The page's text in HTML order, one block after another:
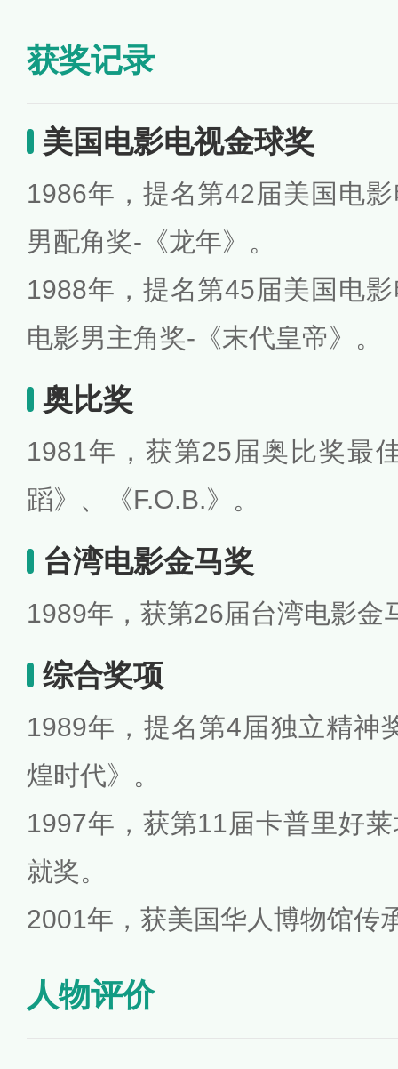
获奖记录
美国电影电视金球奖
1986年，提名第42届美国电
男配角奖-《龙年》。
1988年，提名第45届美国电
电影男主角奖-《末代皇帝》。
奥比奖
1981年，获第25届奥比奖最
蹈》、《F.O.B.》。
台湾电影金马奖
1989年，获第26届台湾电影金
综合奖项
1989年，提名第4届独立精神
煌时代》。
1997年，获第11届卡普里好
就奖。
2001年，获美国华人博物馆传
人物评价